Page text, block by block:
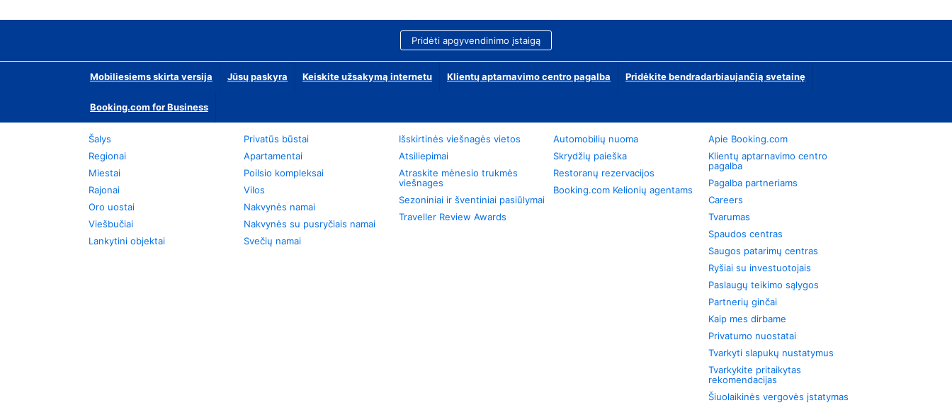
Pridėti apgyvendinimo įstaigą
Mobiliesiems skirta versija Jūsų paskyra Keiskite užsakymą internetu Klientų aptarnavimo centro pagalba Pridėkite bendradarbiaujančią svetainę
Booking.com for Business
Šalys
Regionai
Miestai
Rajonai
Oro uostai
Viešbučiai
Lankytini objektai
Privatūs būstai
Apartamentai
Poilsio kompleksai
Vilos
Nakvynės namai
Nakvynės su pusryčiais namai
Svečių namai
Išskirtinės viešnagės vietos
Atsiliepimai
Atraskite mėnesio trukmės
viešnages
Sezoniniai ir šventiniai pasiūlymai
Traveller Review Awards
Automobilių nuoma
Skrydžių paieška
Restoranų rezervacijos
Booking.com Kelionių agentams
Apie Booking.com
Klientų aptarnavimo centro
pagalba
Pagalba partneriams
Careers
Tvarumas
Spaudos centras
Saugos patarimų centras
Ryšiai su investuotojais
Paslaugų teikimo sąlygos
Partnerių ginčai
Kaip mes dirbame
Privatumo nuostatai
Tvarkyti slapukų nustatymus
Tvarkykite pritaikytas
rekomendacijas
Šiuolaikinės vergovės įstatymas